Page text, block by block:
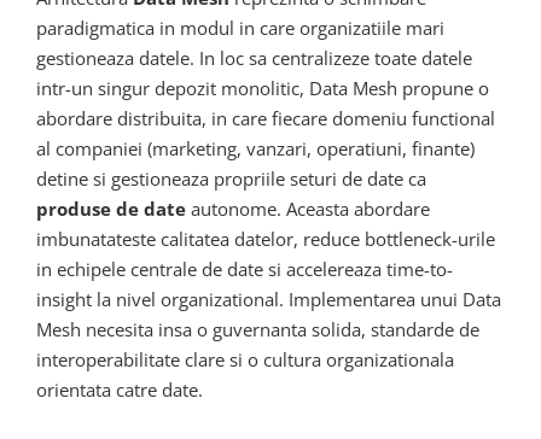
paradigmatica in modul in care organizatiile mari
gestioneaza datele. In loc sa centralizeze toate datele
intr-un singur depozit monolitic, Data Mesh propune o
abordare distribuita, in care fiecare domeniu functional
al companiei (marketing, vanzari, operatiuni, finante)
detine si gestioneaza propriile seturi de date ca
produse de date autonome. Aceasta abordare
imbunatateste calitatea datelor, reduce bottleneck-urile
in echipele centrale de date si accelereaza time-to-
insight la nivel organizational. Implementarea unui Data
Mesh necesita insa o guvernanta solida, standarde de
interoperabilitate clare si o cultura organizationala
orientata catre date.